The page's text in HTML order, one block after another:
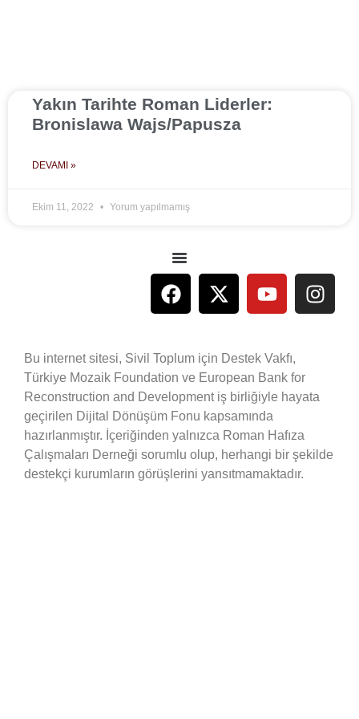
Yakın Tarihte Roman Liderler:
Bronislawa Wajs/Papusza
DEVAMI »
Ekim 11, 2022 Yorum yapılmamış
Bu internet sitesi, Sivil Toplum için Destek Vakfı,
Türkiye Mozaik Foundation ve European Bank for
Reconstruction and Development iş birliğiyle hayata
geçirilen Dijital Dönüşüm Fonu kapsamında
hazırlanmıştır. İçeriğinden yalnızca Roman Hafıza
Çalışmaları Derneği sorumlu olup, herhangi bir şekilde
destekçi kurumların görüşlerini yansıtmamaktadır.